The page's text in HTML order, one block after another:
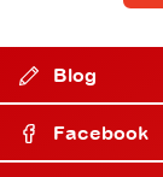
Blog
Facebook